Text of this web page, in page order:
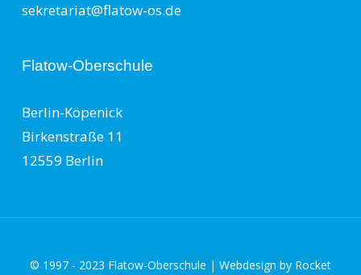
sekretariat@flatow-os.de
Flatow-Oberschule
Berlin-Köpenick
Birkenstraße 11
12559 Berlin
© 1997 - 2023 Flatow-Oberschule | Webdesign by Rocket